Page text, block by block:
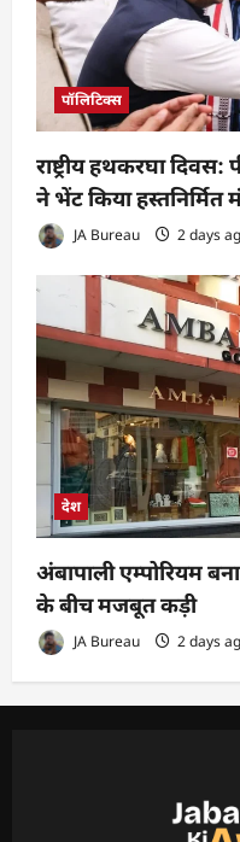
पॉलिटिक्स
राष्ट्रीय हथकरघा
ने भेंट किया हस्तनिर्मित
JA Bureau 2 days
देश
अंबापाली एम्पोरियम
के बीच मजबूत कड़ी
JA Bureau 2 days